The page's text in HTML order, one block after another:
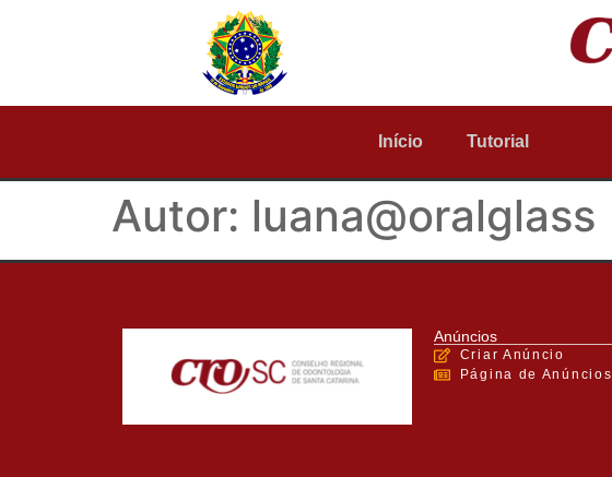
Início Tutorial
Autor: luana@oralglass
Anúncios
Criar Anúncio
Página de Anúncios